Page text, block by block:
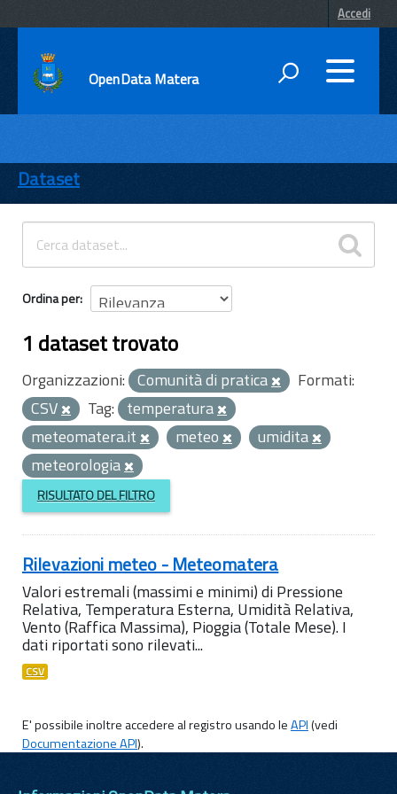
Accedi
OpenData Matera
ENTI
TEMI
INFORMAZIONI
Dataset
Ordina per
1 dataset trovato
Organizzazioni: Comunità di pratica
Formati:
CSV
Tag: temperatura
meteomatera.it
meteo
umidita
meteorologia
RISULTATO DEL FILTRO
Rilevazioni meteo - Meteomatera
Valori estremali (massimi e minimi) di Pressione
Relativa, Temperatura Esterna, Umidità Relativa,
Vento (Raffica Massima), Pioggia (Totale Mese). I
dati riportati sono rilevati...
CSV
E' possibile inoltre accedere al registro usando leAPI(vedi
Documentazione API).